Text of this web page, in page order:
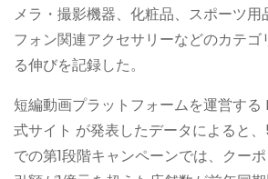
メラ・撮影機器、化粧品、スポーツ用
フォン関連アクセサリーなどのカテゴ
る伸びを記録した。
短編動画プラットフォームを運営す
式サイト が発表したデータによると
での第1段階キャンペーンでは、クー